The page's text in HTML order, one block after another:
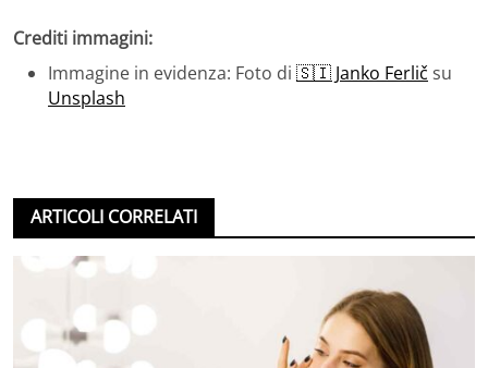
Crediti immagini:
Immagine in evidenza: Foto di 🇸🇮 Janko Ferlič su
Unsplash
ARTICOLI CORRELATI